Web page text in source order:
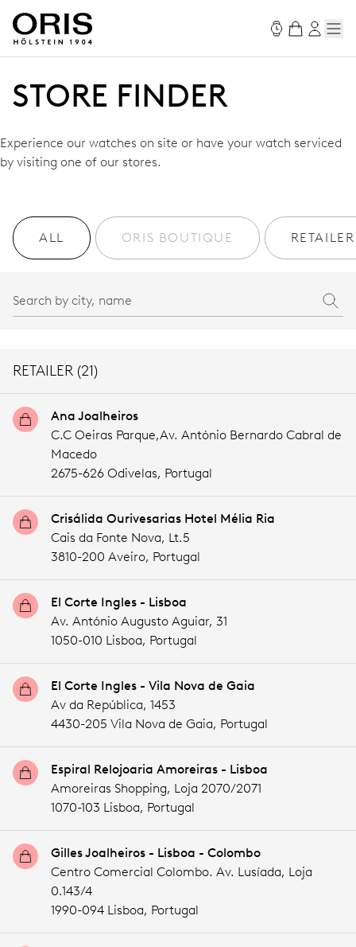
STORE FINDER
Experience our watches on site or have your watch serviced
by visiting one of our stores.
ALL ORIS BOUTIQUE RETAILER
RETAILER (21)
Ana Joalheiros
C.C Oeiras Parque,Av. António Bernardo Cabral de
Macedo
2675-626 Odivelas, Portugal
Crisálida Ourivesarias Hotel Mélia Ria
Cais da Fonte Nova, Lt.5
3810-200 Aveiro, Portugal
El Corte Ingles - Lisboa
Av. António Augusto Aguiar, 31
1050-010 Lisboa, Portugal
El Corte Ingles - Vila Nova de Gaia
Av da República, 1453
4430-205 Vila Nova de Gaia, Portugal
Espiral Relojoaria Amoreiras - Lisboa
Amoreiras Shopping, Loja 2070/2071
1070-103 Lisboa, Portugal
Gilles Joalheiros - Lisboa - Colombo
Centro Comercial Colombo. Av. Lusíada, Loja
0.143/4
1990-094 Lisboa, Portugal